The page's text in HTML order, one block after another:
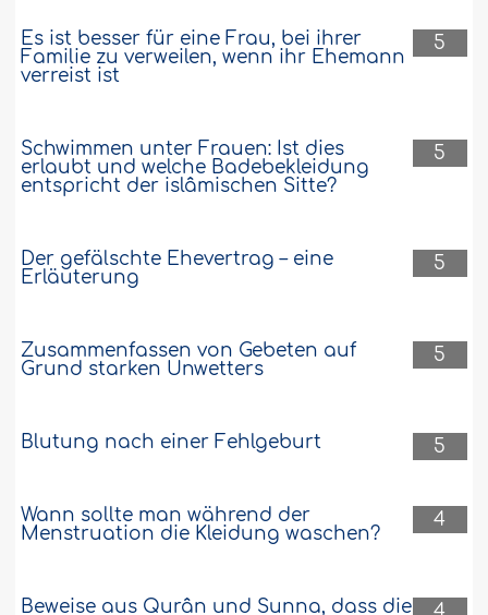
5
Es ist besser für eine Frau, bei ihrer
Familie zu verweilen, wenn ihr Ehemann
verreist ist
5
Schwimmen unter Frauen: Ist dies
erlaubt und welche Badebekleidung
entspricht der islâmischen Sitte?
5
Der gefälschte Ehevertrag – eine
Erläuterung
5
Zusammenfassen von Gebeten auf
Grund starken Unwetters
5
Blutung nach einer Fehlgeburt
4
Wann sollte man während der
Menstruation die Kleidung waschen?
Beweise aus Qurân und Sunna, dass die